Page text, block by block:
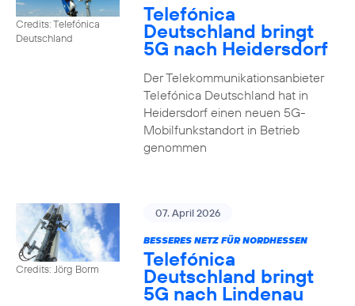
Credits: Telefónica
Deutschland
Telefónica
Deutschland bringt
5G nach Heidersdorf
Der Telekommunikationsanbieter
Telefónica Deutschland hat in
Heidersdorf einen neuen 5G-
Mobilfunkstandort in Betrieb
genommen
Credits: Jörg Borm
07. April 2026
BESSERES NETZ FÜR NORDHESSEN
Telefónica
Deutschland bringt
5G nach Lindenau